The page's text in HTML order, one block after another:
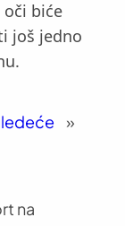
biće
još jedno
»
na